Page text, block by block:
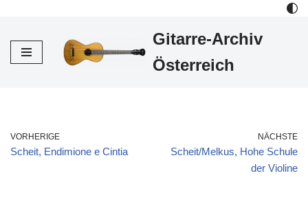
Inhalt
Gitarre-Archiv
Österreich
VORHERIGE
Scheit, Endimione e Cintia
NÄCHSTE
Scheit/Melkus, Hohe Schule
der Violine